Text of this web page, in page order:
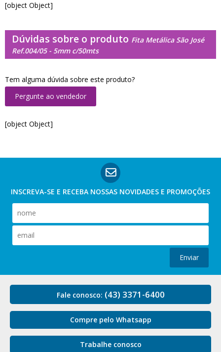
[object Object]
Dúvidas sobre o produto Fita Metálica São José
Ref.004/05 - 5mm c/50mts
Tem alguma dúvida sobre este produto?
Pergunte ao vendedor
[object Object]
INSCREVA-SE E RECEBA NOSSAS NOVIDADES E PROMOÇÕES
Enviar
Fale conosco: (43) 3371-6400
Compre pelo Whatsapp
Trabalhe conosco